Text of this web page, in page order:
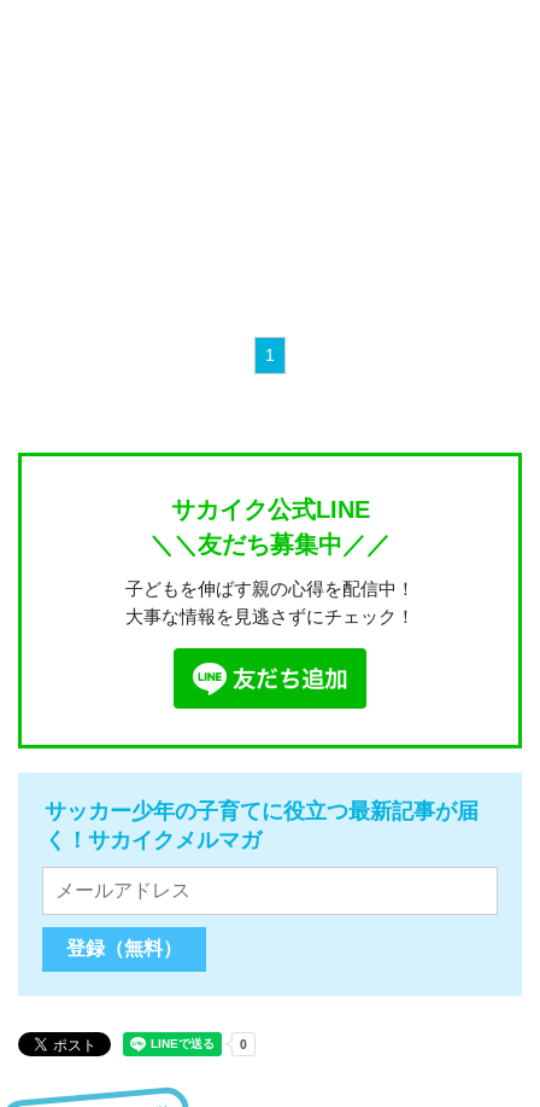
1
サカイク公式LINE
＼＼友だち募集中／／
子どもを伸ばす親の心得を配信中！
大事な情報を見逃さずにチェック！
サッカー少年の子育てに役立つ最新記事が届
く！サカイクメルマガ